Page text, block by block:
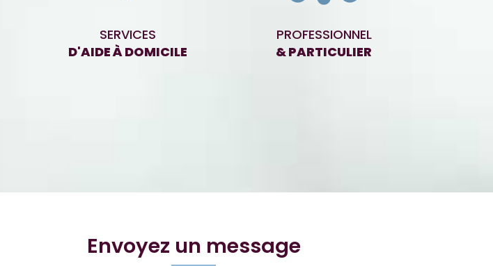
SERVICES
D'AIDE À DOMICILE
PROFESSIONNEL
& PARTICULIER
Envoyez un message